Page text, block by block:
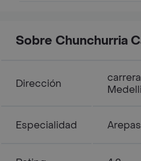
Sobre Chunchurria
Dirección
Especialidad Arepas